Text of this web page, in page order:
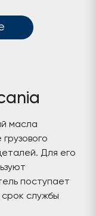
масла
Для его
поступает
службы